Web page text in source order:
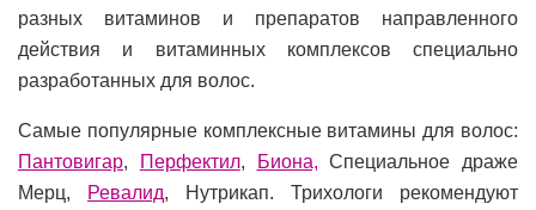
разных витаминов и препаратов направленного
действия и витаминных комплексов специально
разработанных для волос.
Самые популярные комплексные витамины для волос:
Пантовигар, Перфектил, Биона, Специальное драже
Мерц,
Ревалид, Нутрикап. Трихологи рекомендуют